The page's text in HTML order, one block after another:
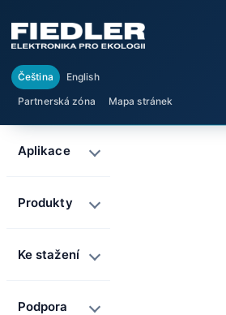
Čeština
English
Partnerská zóna
Mapa stránek
Aplikace
Produkty
Ke stažení
Podpora